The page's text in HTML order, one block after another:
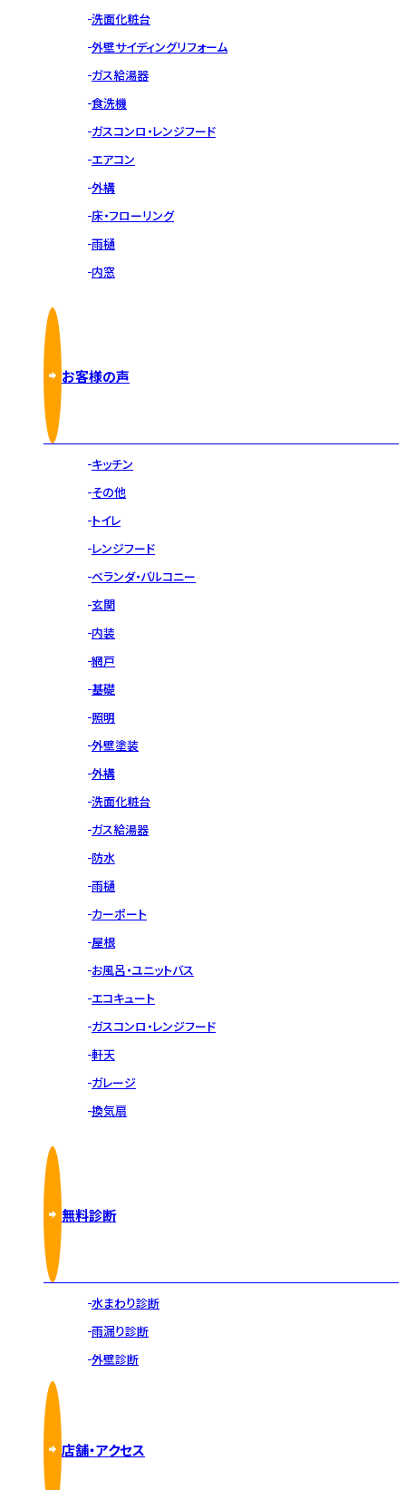
洗面化粧台
外壁サイディングリフォーム
ガス給湯器
食洗機
ガスコンロ・レンジフード
エアコン
外構
床・フローリング
雨樋
内窓
お客様の声
キッチン
その他
トイレ
レンジフード
ベランダ・バルコニー
玄関
内装
網戸
基礎
照明
外壁塗装
外構
洗面化粧台
ガス給湯器
防水
雨樋
カーポート
屋根
お風呂・ユニットバス
エコキュート
ガスコンロ・レンジフード
軒天
ガレージ
換気扇
無料診断
水まわり診断
雨漏り診断
外壁診断
店舗・アクセス